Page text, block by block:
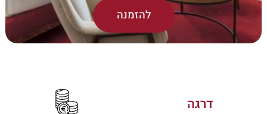
להזמנה
דרגה